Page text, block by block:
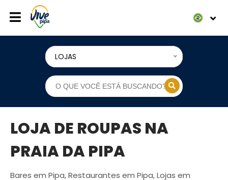
LOJAS
LOJA DE ROUPAS NA
PRAIA DA PIPA
Bares em Pipa, Restaurantes em Pipa, Lojas em